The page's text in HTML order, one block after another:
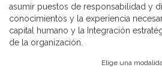
asumir puestos de responsabilidad y
conocimientos y la experiencia
capital humano y la Integración
de la organización.
Elige una